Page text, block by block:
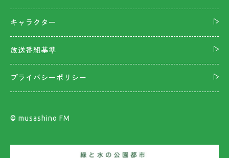
キャラクター
放送番組基準
プライバシーポリシー
©︎ musashino FM